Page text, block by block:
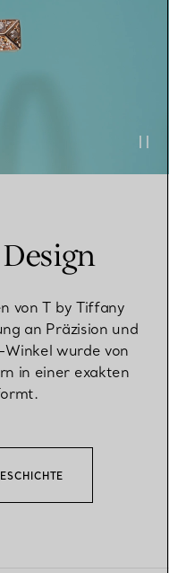
von T by Tiffany
an Präzision und
wurde von
in einer exakten